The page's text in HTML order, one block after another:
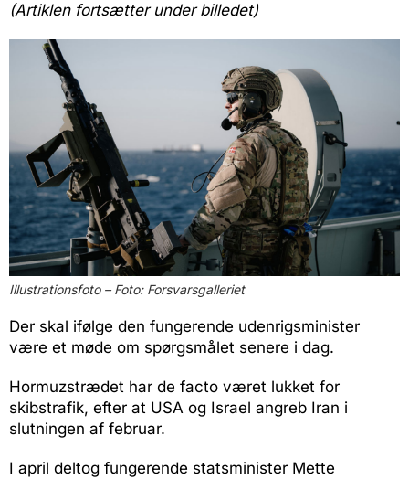
(Artiklen fortsætter under billedet)
Illustrationsfoto – Foto: Forsvarsgalleriet
Der skal ifølge den fungerende udenrigsminister
være et møde om spørgsmålet senere i dag.
Hormuzstrædet har de facto været lukket for
skibstrafik, efter at USA og Israel angreb Iran i
slutningen af februar.
I april deltog fungerende statsminister Mette